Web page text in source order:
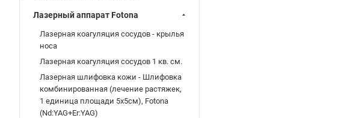
Лазерный аппарат Fotona
Лазерная коагуляция сосудов - крылья
носа
Лазерная коагуляция сосудов 1 кв. см.
Лазерная шлифовка кожи - Шлифовка
комбинированная (лечение растяжек,
1 единица площади 5х5см), Fotona
(Nd:YAG+Er:YAG)